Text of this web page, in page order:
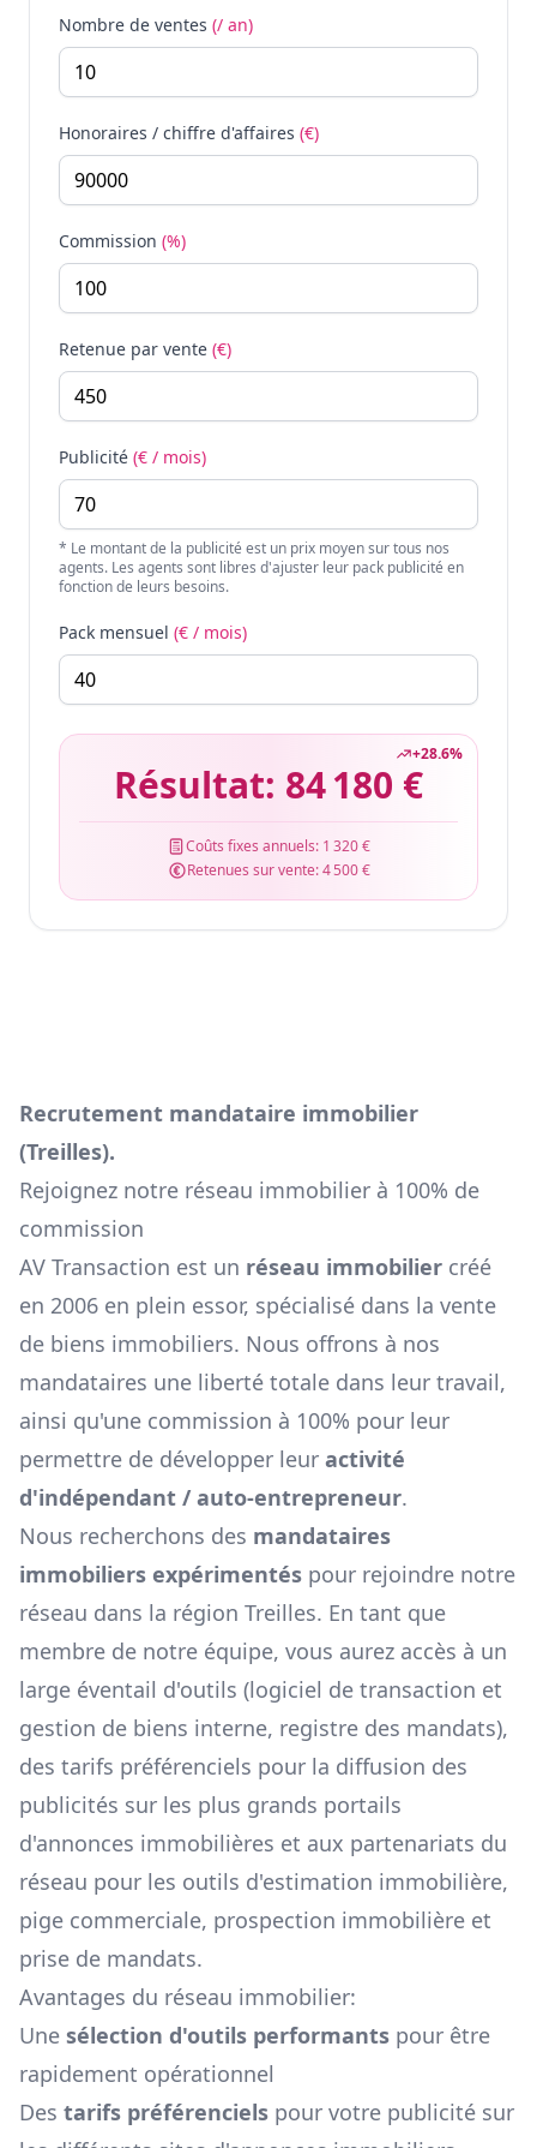
Nombre de ventes (/ an)
Honoraires / chiffre d'affaires (€)
Commission (%)
Retenue par vente (€)
Publicité (€ / mois)
* Le montant de la publicité est un prix moyen sur tous nos
agents. Les agents sont libres d'ajuster leur pack publicité en
fonction de leurs besoins.
Pack mensuel (€ / mois)
+28.6%
Résultat: 84 180 €
Coûts fixes annuels: 1 320 €
Retenues sur vente:4 500 €
Recrutement mandataire immobilier
(Treilles).
Rejoignez notre réseau immobilier à 100% de
commission
AV Transaction est un réseau immobilier créé
en 2006 en plein essor, spécialisé dans la vente
de biens immobiliers. Nous offrons à nos
mandataires une liberté totale dans leur travail,
ainsi qu'une commission à 100% pour leur
permettre de développer leur activité
d'indépendant / auto-entrepreneur.
Nous recherchons des mandataires
immobiliers expérimentés pour rejoindre notre
réseau dans la région Treilles. En tant que
membre de notre équipe, vous aurez accès à un
large éventail d'outils (logiciel de transaction et
gestion de biens interne, registre des mandats),
des tarifs préférenciels pour la diffusion des
publicités sur les plus grands portails
d'annonces immobilières et aux partenariats du
réseau pour les outils d'estimation immobilière,
pige commerciale, prospection immobilière et
prise de mandats.
Avantages du réseau immobilier:
Une sélection d'outils performants pour être
rapidement opérationnel
Des tarifs préférenciels pour votre publicité sur